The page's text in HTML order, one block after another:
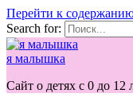
Перейти к
Search for:
я малышка
Сайт о детях с 0 до 12